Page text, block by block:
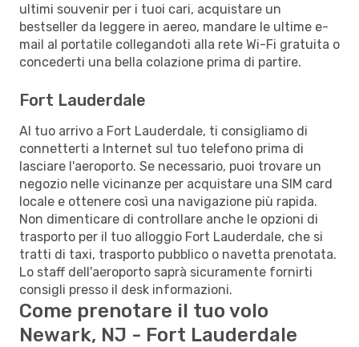
ultimi souvenir per i tuoi cari, acquistare un
bestseller da leggere in aereo, mandare le ultime e-
mail al portatile collegandoti alla rete Wi-Fi gratuita o
concederti una bella colazione prima di partire.
Fort Lauderdale
Al tuo arrivo a Fort Lauderdale, ti consigliamo di
connetterti a Internet sul tuo telefono prima di
lasciare l'aeroporto. Se necessario, puoi trovare un
negozio nelle vicinanze per acquistare una SIM card
locale e ottenere così una navigazione più rapida.
Non dimenticare di controllare anche le opzioni di
trasporto per il tuo alloggio Fort Lauderdale, che si
tratti di taxi, trasporto pubblico o navetta prenotata.
Lo staff dell'aeroporto saprà sicuramente fornirti
consigli presso il desk informazioni.
Come prenotare il tuo volo
Newark, NJ - Fort Lauderdale